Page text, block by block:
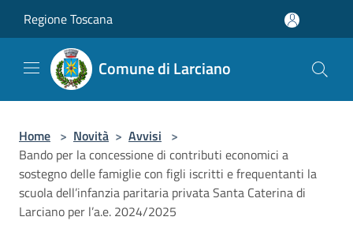
Regione Toscana
Comune di Larciano
Home > Novità > Avvisi >
Bando per la concessione di contributi economici a
sostegno delle famiglie con figli iscritti e frequentanti la
scuola dell’infanzia paritaria privata Santa Caterina di
Larciano per l’a.e. 2024/2025